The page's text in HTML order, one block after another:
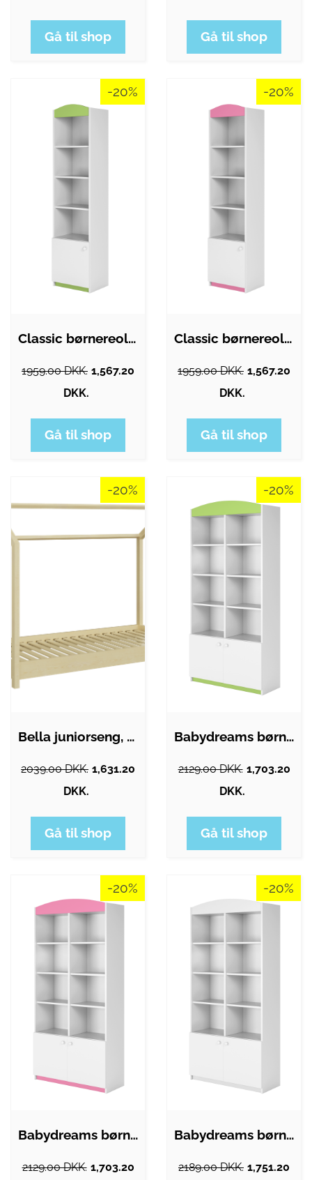
Gå til shop Gå til shop
-20%
Classic børnereol, m. 1 låge og 4 hylder…
1959.00 DKK. 1,567.20
DKK.
Gå til shop
-20%
Classic børnereol, m. 1 låge og 4 hylder…
1959.00 DKK. 1,567.20
DKK.
Gå til shop
-20%
Bella juniorseng, uden madras - natur…
2039.00 DKK. 1,631.20
DKK.
Gå til shop
-20%
Babydreams børnereol, m. 2 låger og 8…
2129.00 DKK. 1,703.20
DKK.
Gå til shop
-20%
Babydreams børnereol, m. 2 låger og 8…
2129.00 DKK. 1,703.20
-20%
Babydreams børnereol, m. 2 låger og 8…
2189.00 DKK. 1,751.20